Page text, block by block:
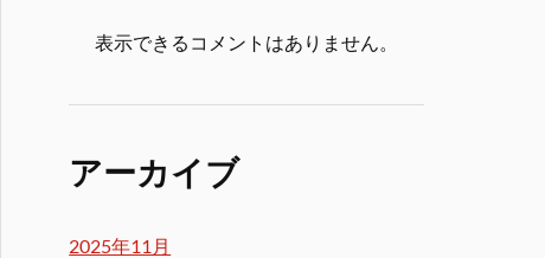
表示できるコメントはありません。
アーカイブ
2025年11月